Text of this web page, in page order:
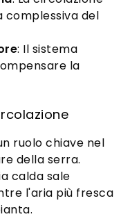
complessiva del
: Il sistema
la
ruolo chiave nel
della serra.
calda sale
l'aria più fresca